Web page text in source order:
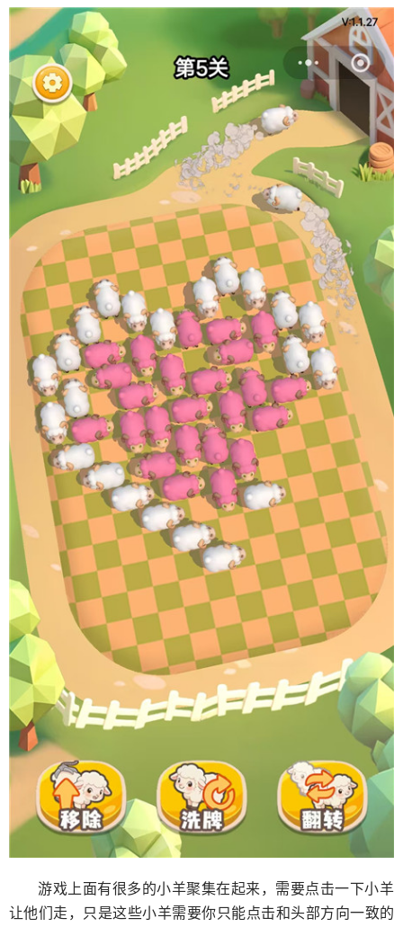
游戏上面有很多的小羊聚集在起来，需要点击一下小羊
让他们走，只是这些小羊需要你只能点击和头部方向一致的